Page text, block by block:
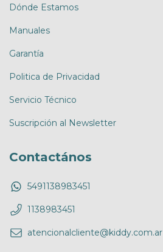
Dónde Estamos
Manuales
Garantía
Politica de Privacidad
Servicio Técnico
Suscripción al Newsletter
Contactános
5491138983451
1138983451
atencionalcliente@kiddy.com.ar